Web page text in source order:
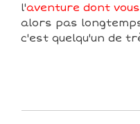
l'aventure dont
alors pas
c'est quelqu'un de